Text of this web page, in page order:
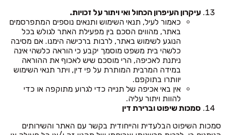
עיקרון העיפרון הכחול ואי ויתור על זכויות.
כאמור לעיל, תנאי השימוש ותנאים נוספים המתפרסמים
באתר, מהווים הסכם בין מפעילת האתר לגולש בכל
הנוגע לשימוש באתר, לרבות ברכישה הימנו. אם מסיבה
כלשהי בית משפט מוסמך יקבע כי הוראה כלשהי אינה
ניתנת לאכיפה, הרי מוסכם שיש לאכוף את ההוראה
במידה המרבית המותרת על פי דין, ויתר תנאי השימוש
יוותרו בתוקפם.
אין באי אכיפה של תנייה כדי לגרוע מתוקפה או כדי
להוות ויתור עליה.
סמכות שיפוט וברירת דין
סמכות השיפוט הבלעדית והייחודית בקשר עם האתר והשירותים